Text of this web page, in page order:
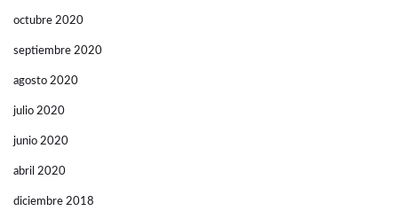
octubre 2020
septiembre 2020
agosto 2020
julio 2020
junio 2020
abril 2020
diciembre 2018